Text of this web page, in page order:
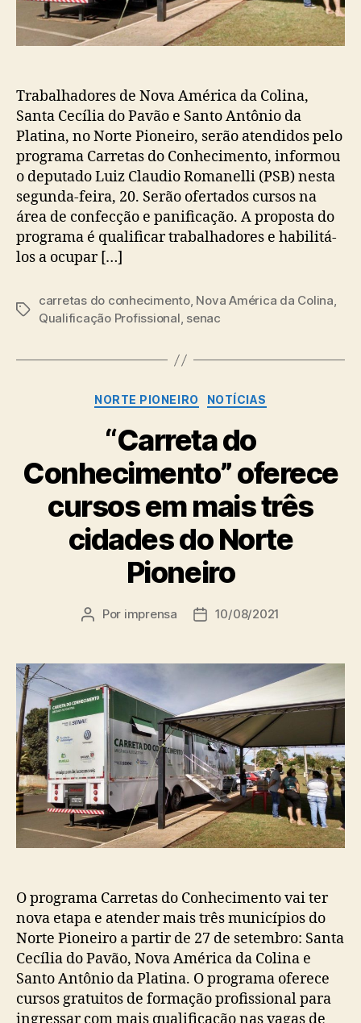
Trabalhadores de Nova América da Colina,
Santa Cecília do Pavão e Santo Antônio da
Platina, no Norte Pioneiro, serão atendidos pelo
programa Carretas do Conhecimento, informou
o deputado Luiz Claudio Romanelli (PSB) nesta
segunda-feira, 20. Serão ofertados cursos na
área de confecção e panificação. A proposta do
programa é qualificar trabalhadores e habilitá-
los a ocupar […]
Tags
carretas do conhecimento, Nova América da Colina,
Qualificação Profissional, senac
Categorias
NORTE PIONEIRO NOTÍCIAS
“Carreta do
Conhecimento” oferece
cursos em mais três
cidades do Norte
Pioneiro
Autor
Por imprensa
Data10/08/2021
O programa Carretas do Conhecimento vai ter
nova etapa e atender mais três municípios do
Norte Pioneiro a partir de 27 de setembro: Santa
Cecília do Pavão, Nova América da Colina e
Santo Antônio da Platina. O programa oferece
cursos gratuitos de formação profissional para